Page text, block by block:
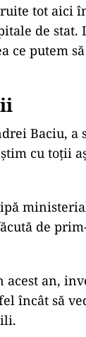
tot aici
de stat.
ce putem
Baciu, a
cu toții
de
acest an,
încât să